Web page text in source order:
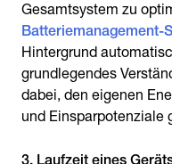
Gesamtsystem zu
Batteriemanagement-
Hintergrund
grundlegendes
dabei, den eigenen
und Einsparpotenziale
3. Laufzeit eines